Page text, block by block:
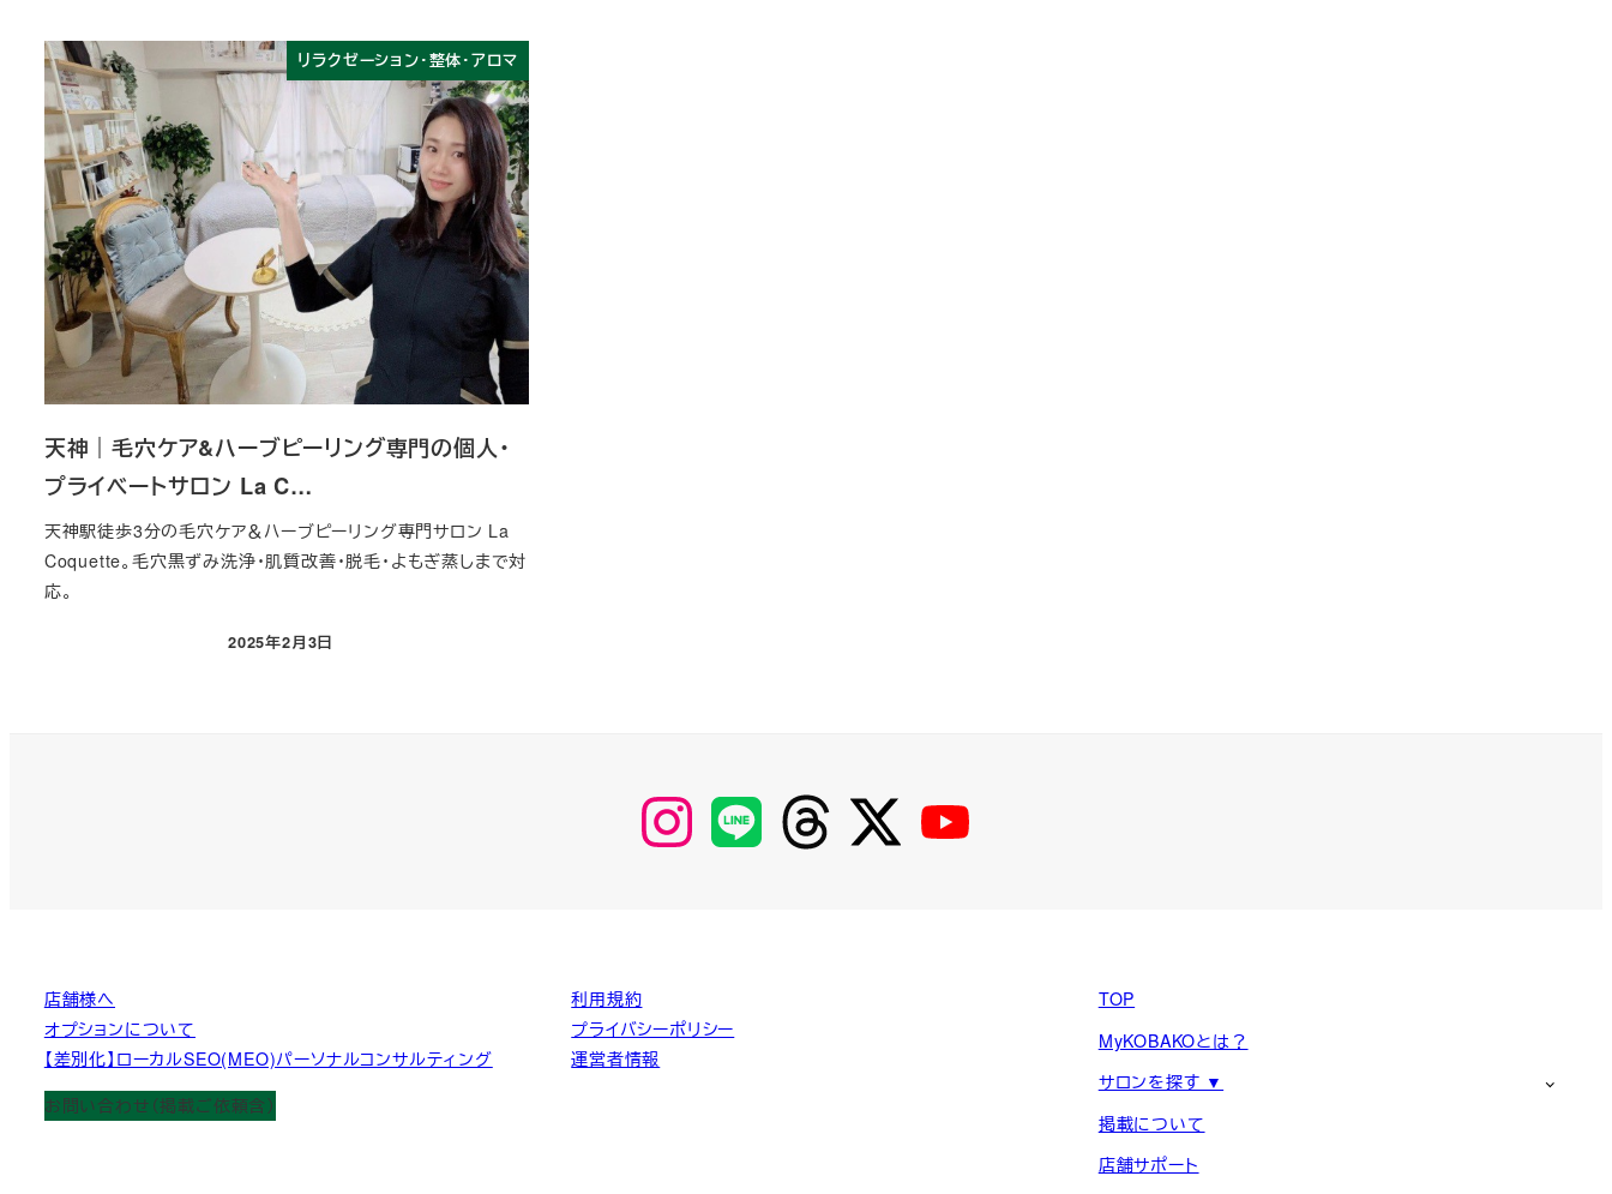
リラクゼーション・整体・アロマ
天神｜毛穴ケア&ハーブピーリング専門の個人・
プライベートサロン La C…
天神駅徒歩3分の毛穴ケア＆ハーブピーリング専門サロン La
Coquette。毛穴黒ずみ洗浄・肌質改善・脱毛・よもぎ蒸しまで対
応。
投稿日
2025年2月3日
【Instagram】
MyKOBAKO
【LINE】 【threads】 【Twitter】
店舗様へ
オプションについて
【差別化】ローカルSEO(MEO)パーソナルコンサルティング
お問い合わせ（掲載ご依頼含）
利用規約
プライバシーポリシー
運営者情報
TOP
MyKOBAKOとは？
サロンを探す ▼
掲載について
店舗サポート